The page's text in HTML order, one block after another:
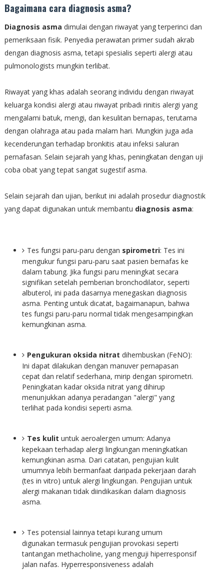
Bagaimana cara diagnosis asma?
Diagnosis asma dimulai dengan riwayat yang terperinci dan
pemeriksaan fisik. Penyedia perawatan primer sudah akrab
dengan diagnosis asma, tetapi spesialis seperti alergi atau
pulmonologists mungkin terlibat.
Riwayat yang khas adalah seorang individu dengan riwayat
keluarga kondisi alergi atau riwayat pribadi rinitis alergi yang
mengalami batuk, mengi, dan kesulitan bernapas, terutama
dengan olahraga atau pada malam hari. Mungkin juga ada
kecenderungan terhadap bronkitis atau infeksi saluran
pernafasan. Selain sejarah yang khas, peningkatan dengan uji
coba obat yang tepat sangat sugestif asma.
Selain sejarah dan ujian, berikut ini adalah prosedur diagnostik
yang dapat digunakan untuk membantu diagnosis asma:
Tes fungsi paru-paru dengan spirometri: Tes ini
mengukur fungsi paru-paru saat pasien bernafas ke
dalam tabung. Jika fungsi paru meningkat secara
signifikan setelah pemberian bronchodilator, seperti
albuterol, ini pada dasarnya menegaskan diagnosis
asma. Penting untuk dicatat, bagaimanapun, bahwa
tes fungsi paru-paru normal tidak mengesampingkan
kemungkinan asma.
Pengukuran oksida nitrat dihembuskan (FeNO):
Ini dapat dilakukan dengan manuver pernapasan
cepat dan relatif sederhana, mirip dengan spirometri.
Peningkatan kadar oksida nitrat yang dihirup
menunjukkan adanya peradangan "alergi" yang
terlihat pada kondisi seperti asma.
Tes kulit untuk aeroalergen umum: Adanya
kepekaan terhadap alergi lingkungan meningkatkan
kemungkinan asma. Dari catatan, pengujian kulit
umumnya lebih bermanfaat daripada pekerjaan darah
(tes in vitro) untuk alergi lingkungan. Pengujian untuk
alergi makanan tidak diindikasikan dalam diagnosis
asma.
Tes potensial lainnya tetapi kurang umum
digunakan termasuk pengujian provokasi seperti
tantangan methacholine, yang menguji hiperresponsif
jalan nafas. Hyperresponsiveness adalah